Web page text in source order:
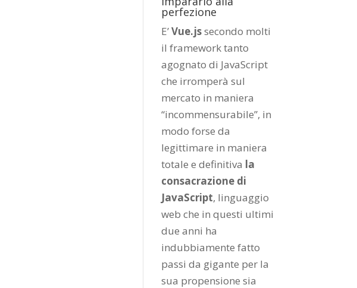
perfezione
E’Vue.jssecondo molti
il framework tanto
agognato di JavaScript
che irromperà sul
mercato in maniera
“incommensurabile”, in
modo forse da
legittimare in maniera
totale e definitiva la
consacrazione di
JavaScript, linguaggio
web che in questi ultimi
due anni ha
indubbiamente fatto
passi da gigante per la
sua propensione sia